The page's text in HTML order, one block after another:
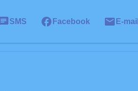
SMS Facebook E-mail